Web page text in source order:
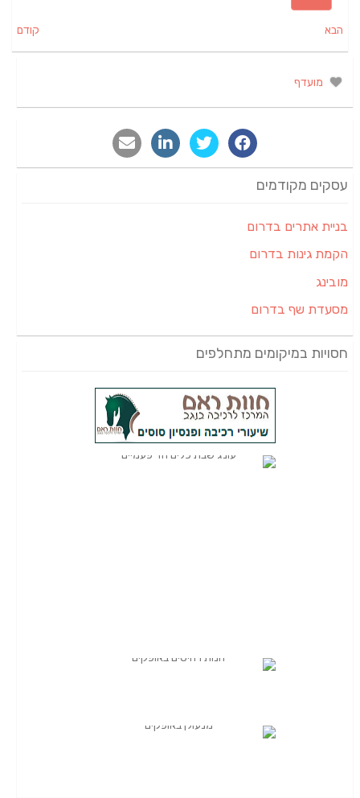
קודם הבא
מועדף
עסקים מקודמים
בניית אתרים בדרום
הקמת גינות בדרום
מובינג
מסעדת שף בדרום
חסויות במיקומים מתחלפים